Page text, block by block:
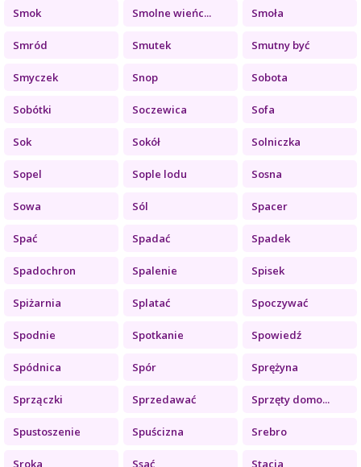
Smok Smolne wieńc... Smoła
Smród Smutek Smutny być
Smyczek Snop Sobota
Sobótki Soczewica Sofa
Sok Sokół Solniczka
Sopel Sople lodu Sosna
Sowa Sól Spacer
Spać Spadać Spadek
Spadochron Spalenie Spisek
Spiżarnia Splatać Spoczywać
Spodnie Spotkanie Spowiedź
Spódnica Spór Sprężyna
Sprzączki Sprzedawać Sprzęty domo...
Spustoszenie Spuścizna Srebro
Sroka Ssać Stacja